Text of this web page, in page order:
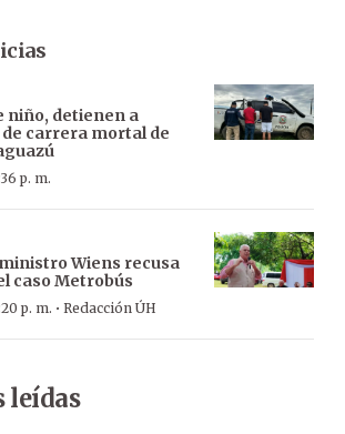
niño, detienen a
carrera mortal de
p. m.
Wiens recusa
caso Metrobús
p. m. · Redacción ÚH
leídas